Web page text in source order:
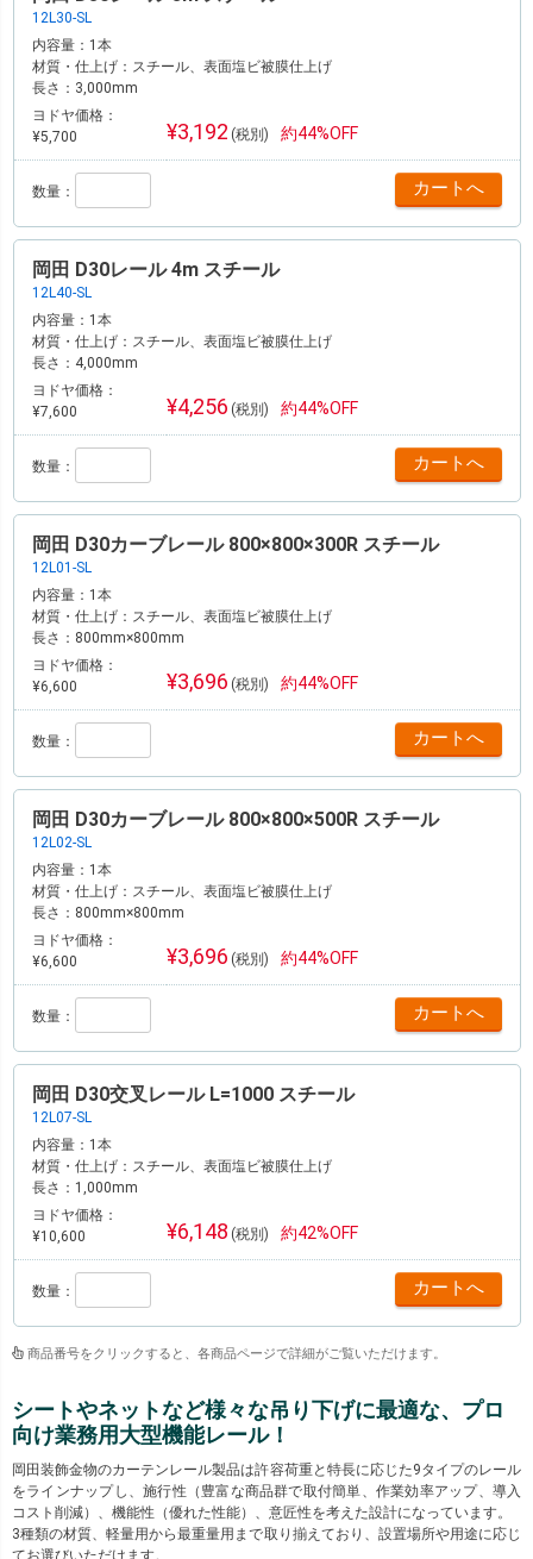
12L30-SL
内容量： 1本
材質・仕上げ： スチール、表面塩ビ被膜仕上げ
長さ： 3,000mm
ヨドヤ価格：
¥5,700
¥3,192 (税別) 約44%OFF
数量：
岡田 D30レール 4m スチール
12L40-SL
内容量： 1本
材質・仕上げ： スチール、表面塩ビ被膜仕上げ
長さ： 4,000mm
ヨドヤ価格：
¥7,600
¥4,256 (税別) 約44%OFF
数量：
岡田 D30カーブレール 800×800×300R スチール
12L01-SL
内容量： 1本
材質・仕上げ： スチール、表面塩ビ被膜仕上げ
長さ： 800mm×800mm
ヨドヤ価格：
¥6,600
¥3,696 (税別) 約44%OFF
数量：
岡田 D30カーブレール 800×800×500R スチール
12L02-SL
内容量： 1本
材質・仕上げ： スチール、表面塩ビ被膜仕上げ
長さ： 800mm×800mm
ヨドヤ価格：
¥6,600
¥3,696 (税別) 約44%OFF
数量：
岡田 D30交叉レール L=1000 スチール
12L07-SL
内容量： 1本
材質・仕上げ： スチール、表面塩ビ被膜仕上げ
長さ： 1,000mm
ヨドヤ価格：
¥10,600
¥6,148 (税別) 約42%OFF
数量：
商品番号をクリックすると、各商品ページで詳細がご覧いただけます。
シートやネットなど様々な吊り下げに最適な、プロ
向け業務用大型機能レール！
岡田装飾金物のカーテンレール製品は許容荷重と特長に応じた9タイプのレール
をラインナップし、施行性（豊富な商品群で取付簡単、作業効率アップ、導入
コスト削減）、機能性（優れた性能）、意匠性を考えた設計になっています。
3種類の材質、軽量用から最重量用まで取り揃えており、設置場所や用途に応じ
てお選びいただけます。